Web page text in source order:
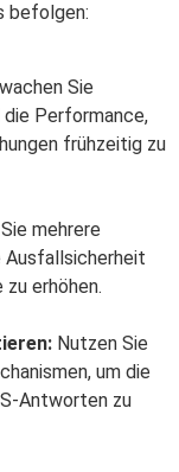
befolgen:
Sie
die Performance,
frühzeitig zu
mehrere
Ausfallsicherheit
erhöhen.
Nutzen Sie
um die
Antworten zu